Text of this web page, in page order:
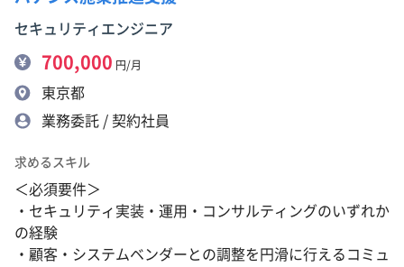
セキュリティエンジニア
700,000 円/月
東京都
業務委託 / 契約社員
求めるスキル
＜必須要件＞
・セキュリティ実装・運用・コンサルティングのいずれか
の経験
・顧客・システムベンダーとの調整を円滑に行えるコミュ